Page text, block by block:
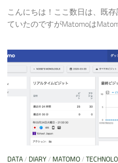
こんにちは！ここ数日は、既
ていたのですがMatomoは
DATA/ DIARY/ MATOMO/